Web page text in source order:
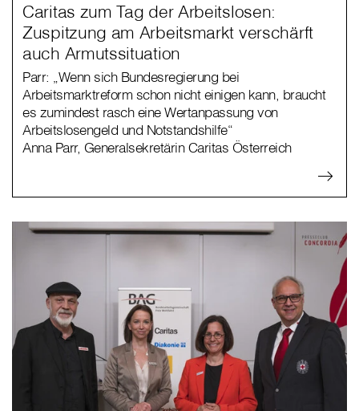
Caritas zum Tag der Arbeitslosen:
Zuspitzung am Arbeitsmarkt verschärft
auch Armutssituation
Parr: „Wenn sich Bundesregierung bei
Arbeitsmarktreform schon nicht einigen kann, braucht
es zumindest rasch eine Wertanpassung von
Arbeitslosengeld und Notstandshilfe“
Anna Parr, Generalsekretärin Caritas Österreich